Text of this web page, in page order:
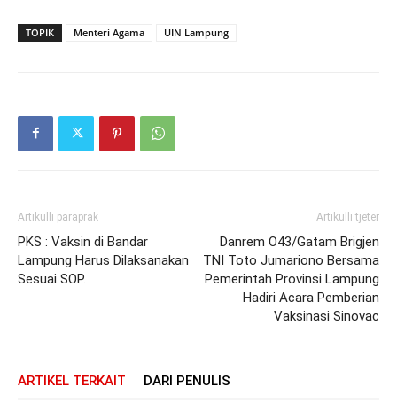
TOPIK Menteri Agama UIN Lampung
Artikulli paraprak
PKS : Vaksin di Bandar
Lampung Harus Dilaksanakan
Sesuai SOP.
Artikulli tjetër
Danrem O43/Gatam Brigjen
TNI Toto Jumariono Bersama
Pemerintah Provinsi Lampung
Hadiri Acara Pemberian
Vaksinasi Sinovac
ARTIKEL TERKAIT DARI PENULIS